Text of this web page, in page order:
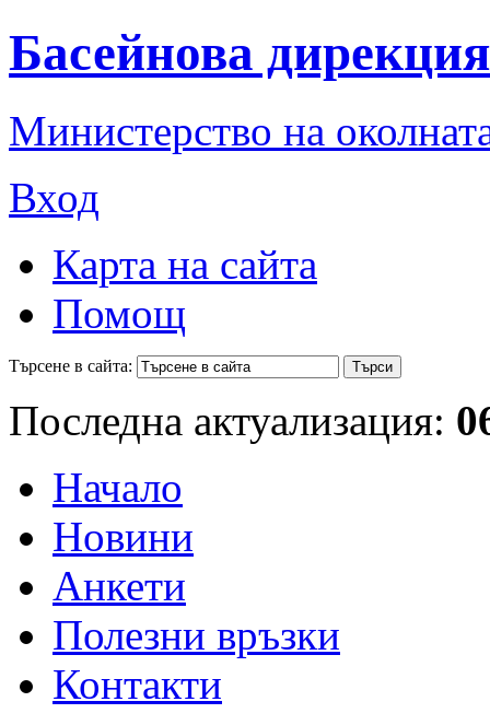
Басейнова
Министерство на
Вход
Карта на сайта
Помощ
Търсене в сайта:
Последна актуализация:
Начало
Новини
Анкети
Полезни връзки
Контакти